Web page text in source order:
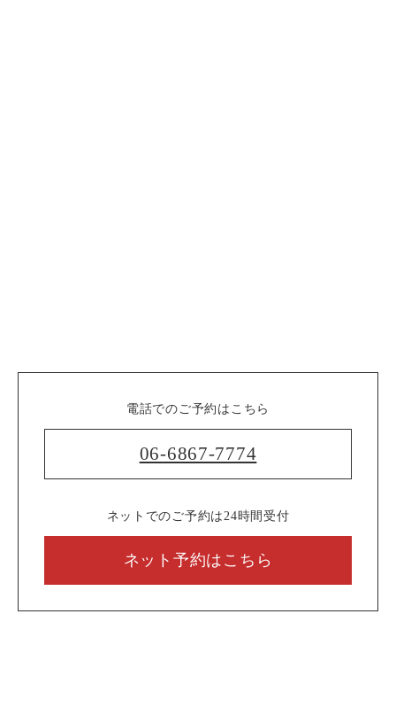
電話でのご予約はこちら
06-6867-7774
ネットでのご予約は24時間受付
ネット予約はこちら